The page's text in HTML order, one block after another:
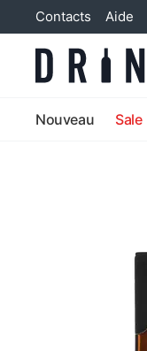
Contacts Aide
Nouveau Sale